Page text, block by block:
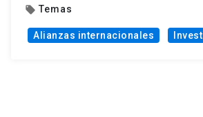
local_offer Temas
Alianzas internacionales